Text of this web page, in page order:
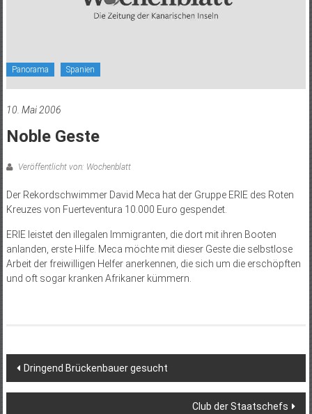
Panorama Spanien
10. Mai 2006
Noble Geste
Veröffentlicht von: Wochenblatt
Der Rekordschwimmer David Meca hat der Gruppe ERIE des Roten
Kreuzes von Fuerteventura 10.000 Euro gespendet.
ERIE leistet den illegalen Immigranten, die dort mit ihren Booten
anlanden, erste Hilfe. Meca möchte mit dieser Geste die selbstlose
Arbeit der freiwilligen Helfer anerkennen, die sich um die erschöpften
und oft sogar kranken Afrikaner kümmern.
Beitragsnavigation
Dringend Brückenbauer gesucht
Club der Staatschefs